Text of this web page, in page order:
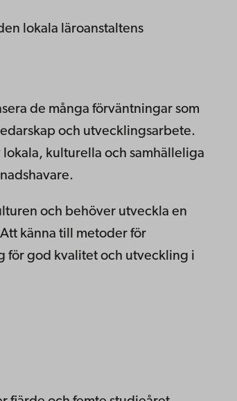
lokala läroanstaltens
de många förväntningar som
och utvecklingsarbete.
kulturella och samhälleliga
och behöver utveckla en
känna till metoder för
för god kvalitet och utveckling i